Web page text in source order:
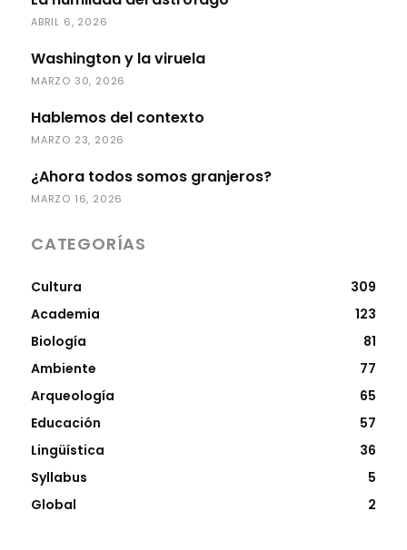
ABRIL 6, 2026
Washington y la viruela
MARZO 30, 2026
Hablemos del contexto
MARZO 23, 2026
¿Ahora todos somos granjeros?
MARZO 16, 2026
CATEGORÍAS
Cultura
309
Academia
123
Biología
81
Ambiente
77
Arqueología
65
Educación
57
Lingüística
36
Syllabus
5
Global
2